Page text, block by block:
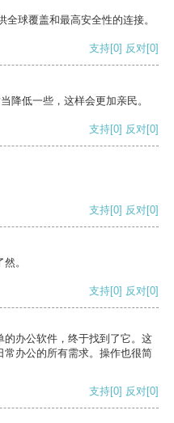
球覆盖和最高安全性的连接。
支持[0] 反对[0]
降低一些，这样会更加亲民。
支持[0] 反对[0]
支持[0] 反对[0]
。
支持[0] 反对[0]
办公软件，终于找到了它。这
办公的所有需求。操作也很简
支持[0] 反对[0]